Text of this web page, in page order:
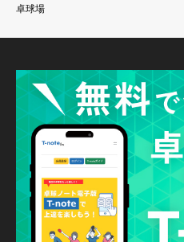
卓球場